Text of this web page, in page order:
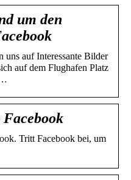
um den
auf Interessante Bilder
auf dem Flughafen Platz
Tritt Facebook bei, um